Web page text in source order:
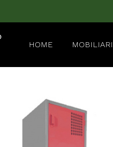
HOME